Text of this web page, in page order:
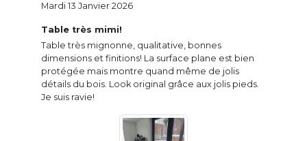
Table très mimi!
Table très mignonne, qualitative, bonnes
dimensions et finitions! La surface plane est bien
protégée mais montre quand même de jolis
détails du bois. Look original grâce aux jolis pieds.
Je suis ravie!
Mardi 13 Janvier 2026